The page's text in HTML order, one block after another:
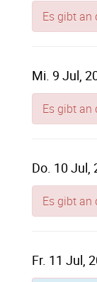
Es gibt an
Mi. 9 Jul,
Es gibt an
Do. 10 Jul,
Es gibt an
Fr. 11 Jul,